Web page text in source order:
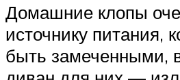
Домашние клопы
источнику питания,
быть замеченными,